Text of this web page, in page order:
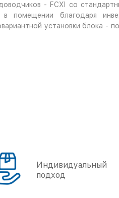
- FCXI со
помещении благодаря
установки блока -
Индивидуальный
подход